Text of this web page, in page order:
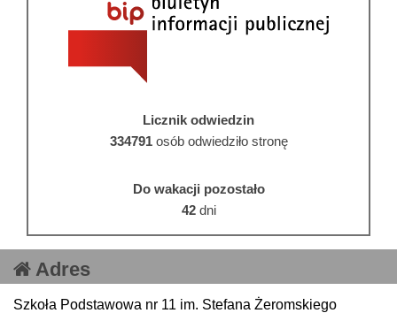
Licznik odwiedzin
334791osób odwiedziło stronę
Do wakacji pozostało
42dni
Adres
Szkoła Podstawowa nr 11 im. Stefana Żeromskiego